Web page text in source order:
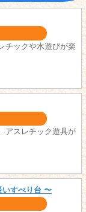
チックや水遊びが楽
アスレチック遊具が
すべり台 〜